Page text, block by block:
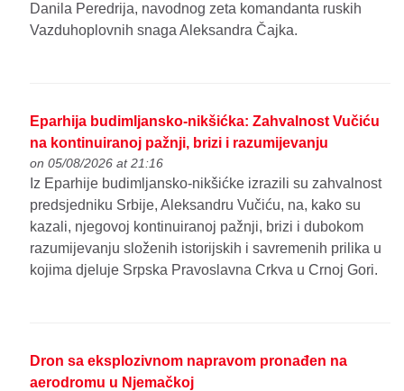
Danila Peredrija, navodnog zeta komandanta ruskih
Vazduhoplovnih snaga Aleksandra Čajka.
Eparhija budimljansko-nikšićka: Zahvalnost Vučiću
na kontinuiranoj pažnji, brizi i razumijevanju
on 05/08/2026 at 21:16
Iz Eparhije budimljansko-nikšićke izrazili su zahvalnost
predsjedniku Srbije, Aleksandru Vučiću, na, kako su
kazali, njegovoj kontinuiranoj pažnji, brizi i dubokom
razumijevanju složenih istorijskih i savremenih prilika u
kojima djeluje Srpska Pravoslavna Crkva u Crnoj Gori.
Dron sa eksplozivnom napravom pronađen na
aerodromu u Njemačkoj